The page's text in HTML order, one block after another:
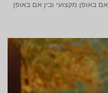
באופן מקצועי ובין אם באופן